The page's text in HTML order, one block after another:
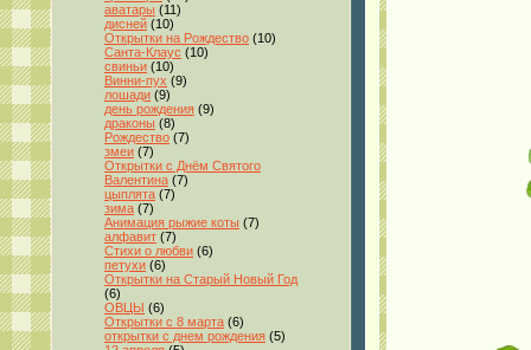
аватары (11)
дисней (10)
Открытки на Рождество (10)
Санта-Клаус (10)
свиньи (10)
Винни-пух (9)
лошади (9)
день рождения (9)
драконы (8)
Рождество (7)
змеи (7)
Открытки с Днём Святого
Валентина (7)
цыплята (7)
зима (7)
Анимация рыжие коты (7)
алфавит (7)
Стихи о любви (6)
петухи (6)
Открытки на Старый Новый Год
(6)
ОВЦЫ (6)
Открытки с 8 марта (6)
открытки с днем рождения (5)